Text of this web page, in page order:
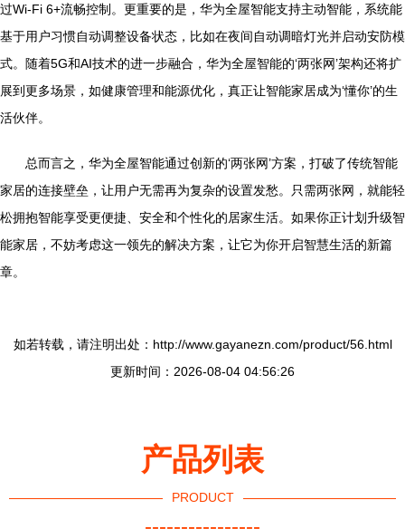
过Wi-Fi 6+流畅控制。更重要的是，华为全屋智能支持主动智能，系统能
基于用户习惯自动调整设备状态，比如在夜间自动调暗灯光并启动安防模
式。随着5G和AI技术的进一步融合，华为全屋智能的‘两张网’架构还将扩
展到更多场景，如健康管理和能源优化，真正让智能家居成为‘懂你’的生
活伙伴。
总而言之，华为全屋智能通过创新的‘两张网’方案，打破了传统智能
家居的连接壁垒，让用户无需再为复杂的设置发愁。只需两张网，就能轻
松拥抱智能享受更便捷、安全和个性化的居家生活。如果你正计划升级智
能家居，不妨考虑这一领先的解决方案，让它为你开启智慧生活的新篇
章。
如若转载，请注明出处：http://www.gayanezn.com/product/56.html
更新时间：2026-08-04 04:56:26
产品列表
PRODUCT